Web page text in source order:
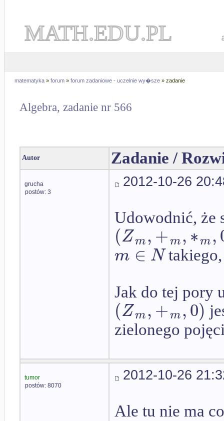
MATH.EDU.PL
matematyka » forum » forum zadaniowe - uczelnie wy�sze » zadanie
Algebra, zadanie nr 566
Autor Zadanie /
grucha
postów: 3
2012-10-26
Udowodnić, że
(Zm,+m,∗m,
m ∈ N
Jak do tej pory
(Zm,+m,0)
zielonego
tumor
postów: 8070
2012-10-26
Ale tu nie ma